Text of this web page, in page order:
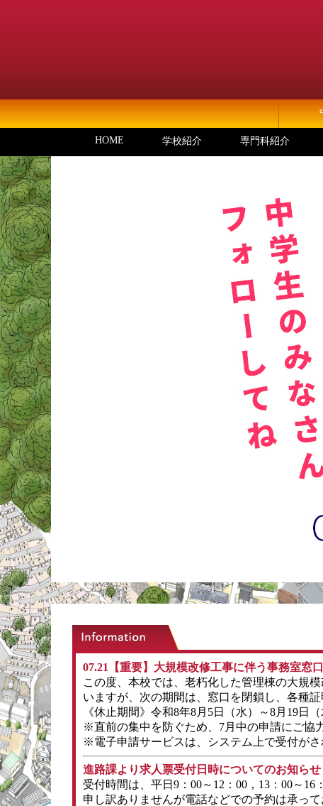
HOME 学校紹介 専門科紹介
07.21【重要】大規模改修工事に伴う事務室窓
この度、本校では、老朽化した管理棟の大規
いますが、次の期間は、窓口を閉鎖し、各種
《休止期間》令和8年8月5日（水）～8月19日
※直前の集中を防ぐため、7月中の申請にご協
※電子申請サービスは、システム上で受付が
進路課より求人票受付日時についてのお知らせ
受付時間は、平日9：00～12：00，13：00～16
申し訳ありませんが電話などでの予約は承っ